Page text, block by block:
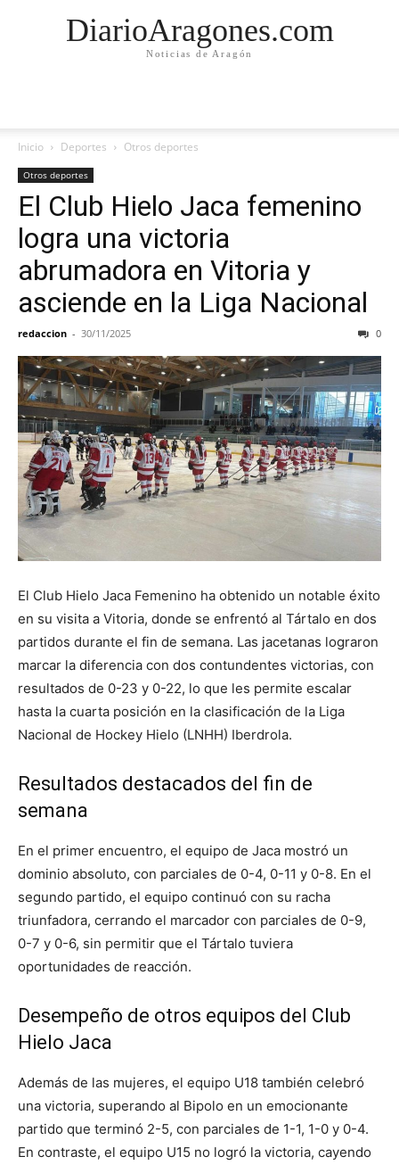
DiarioAragones.com
Noticias de Aragón
Inicio Deportes Otros deportes
Otros deportes
El Club Hielo Jaca femenino
logra una victoria
abrumadora en Vitoria y
asciende en la Liga Nacional
redaccion - 30/11/2025 0
El Club Hielo Jaca Femenino ha obtenido un notable éxito
en su visita a Vitoria, donde se enfrentó al Tártalo en dos
partidos durante el fin de semana. Las jacetanas lograron
marcar la diferencia con dos contundentes victorias, con
resultados de 0-23 y 0-22, lo que les permite escalar
hasta la cuarta posición en la clasificación de la Liga
Nacional de Hockey Hielo (LNHH) Iberdrola.
Resultados destacados del fin de
semana
En el primer encuentro, el equipo de Jaca mostró un
dominio absoluto, con parciales de 0-4, 0-11 y 0-8. En el
segundo partido, el equipo continuó con su racha
triunfadora, cerrando el marcador con parciales de 0-9,
0-7 y 0-6, sin permitir que el Tártalo tuviera
oportunidades de reacción.
Desempeño de otros equipos del Club
Hielo Jaca
Además de las mujeres, el equipo U18 también celebró
una victoria, superando al Bipolo en un emocionante
partido que terminó 2-5, con parciales de 1-1, 1-0 y 0-4.
En contraste, el equipo U15 no logró la victoria, cayendo